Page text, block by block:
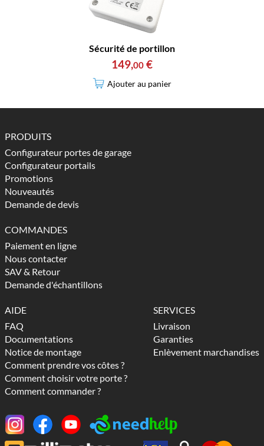
Sécurité de portillon
149,00 €
Ajouter au panier
PRODUITS
Configurateur portes de garage
Configurateur portails
Promotions
Nouveautés
Demande de devis
COMMANDES
Paiement en ligne
Nous contacter
SAV & Retour
Demande d'échantillons
AIDE
FAQ
Documentations
Notice de montage
Comment prendre vos côtes ?
Comment choisir votre porte ?
Comment commander ?
SERVICES
Livraison
Garanties
Enlèvement marchandises